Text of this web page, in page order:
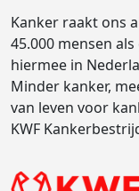
Kanker raakt ons
45.000 mensen
hiermee in
Minder kanker,
van leven voor
KWF